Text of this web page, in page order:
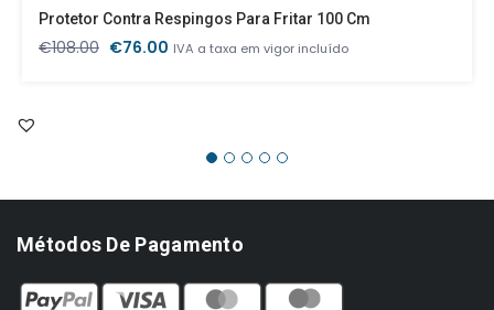
Protetor Contra Respingos Para Fritar 100 Cm
€108.00 O
€76.00 O
IVA a taxa em vigor incluído
Métodos De Pagamento